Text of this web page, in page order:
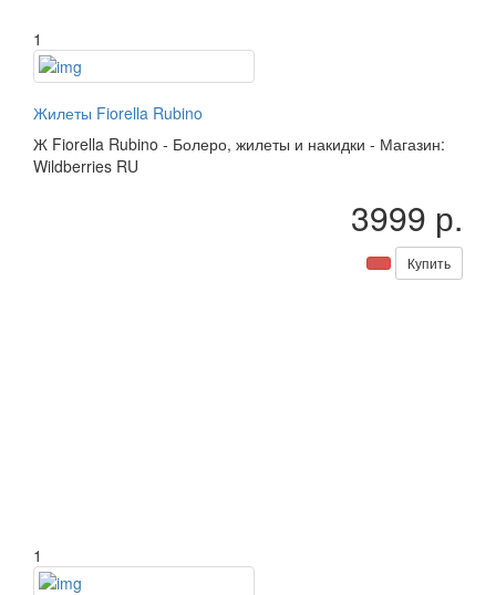
1
Жилеты Fiorella Rubino
Ж Fiorella Rubino - Болеро, жилеты и накидки - Магазин:
Wildberries RU
3999 р.
Купить
1